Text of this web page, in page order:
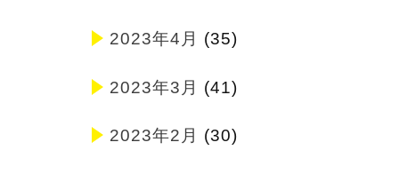
2023年4月 (35)
2023年3月 (41)
2023年2月 (30)